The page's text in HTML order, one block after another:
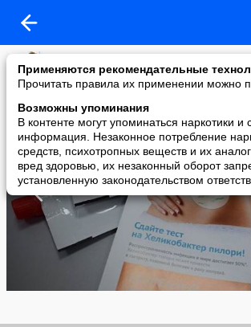
Применяются рекомендательные
Прочитать правила их применении можно
Возможны упоминания
В контенте могут упоминаться наркотики и
информация. Незаконное потребление
средств, психотропных веществ и их
вред здоровью, их незаконный оборот
установленную законодательством
Клиника Южная
added a photo
06 Aug в 12:06